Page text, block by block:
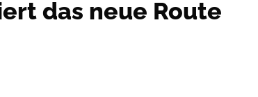
das neue Route